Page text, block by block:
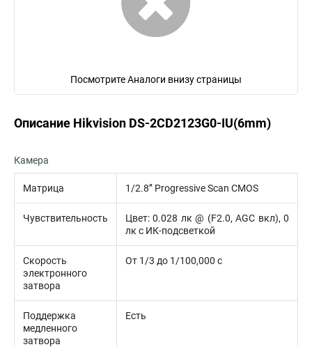
Посмотрите Аналоги внизу страницы
Описание Hikvision DS-2CD2123G0-IU(6mm)
Камера
Матрица 1/2.8’’ Progressive Scan CMOS
Чувствительность
Цвет: 0.028 лк @ (F2.0, AGC вкл), 0
лк с ИК-подсветкой
Скорость
электронного
затвора
От 1/3 до 1/100,000 с
Поддержка
медленного
затвора
Есть